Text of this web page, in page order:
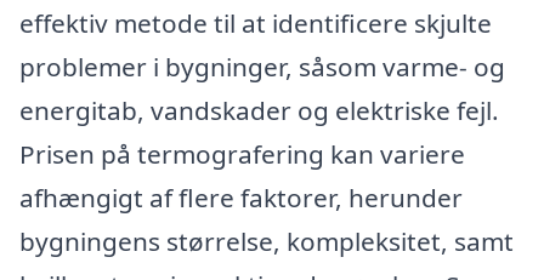
effektiv metode til at identificere skjulte
problemer i bygninger, såsom varme- og
energitab, vandskader og elektriske fejl.
Prisen på termografering kan variere
afhængigt af flere faktorer, herunder
bygningens størrelse, kompleksitet, samt